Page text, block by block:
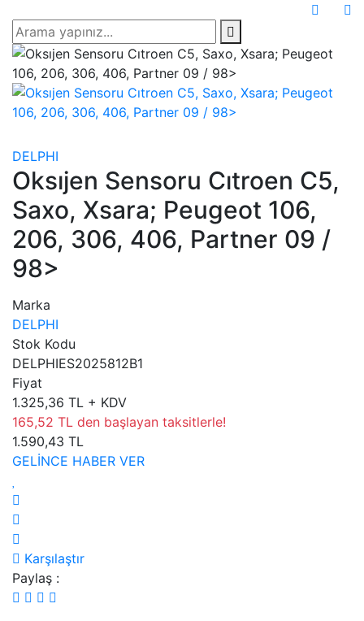
DELPHI
Oksıjen Sensoru Cıtroen C5,
Saxo, Xsara; Peugeot 106,
206, 306, 406, Partner 09 /
98>
Marka
DELPHI
Stok Kodu
DELPHIES2025812B1
Fiyat
1.325,36 TL + KDV
165,52 TL den başlayan taksitlerle!
1.590,43 TL
GELİNCE HABER VER
Karşılaştır
Paylaş :